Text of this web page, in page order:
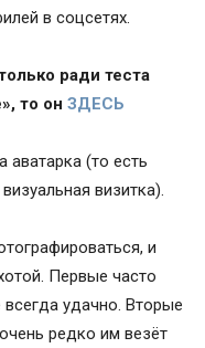
в соцсетях.
ради теста
то он ЗДЕСЬ
аватарка (то есть
визитка).
и
Первые часто
удачно. Вторые
редко им везёт